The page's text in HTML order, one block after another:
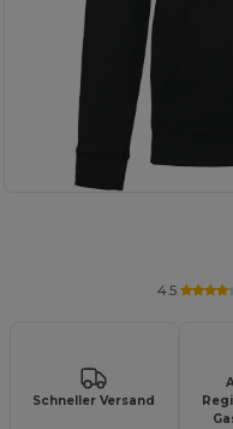
4.5
Schneller Versand